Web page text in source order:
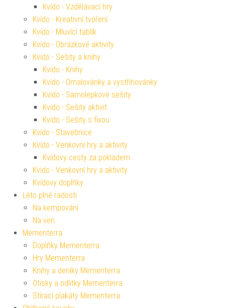
Kvído - Vzdělávací hry
Kvído - Kreativní tvoření
Kvído - Mluvící tablík
Kvído - Obrázkové aktivity
Kvído - Sešity a knihy
Kvído - Knihy
Kvído - Omalovánky a vystřihovánky
Kvído - Samolepkové sešity
Kvído - Sešity aktivit
Kvído - Sešity s fixou
Kvído - Stavebnice
Kvído - Venkovní hry a aktivity
Kvídovy cesty za pokladem
Kvído - Venkovní hry a aktivity
Kvídovy doplňky
Léto plné radosti
Na kempování
Na ven
Mementerra
Doplňky Mementerra
Hry Mementerra
Knihy a deníky Mementerra
Otisky a odlitky Mementerra
Stírací plakáty Mementerra